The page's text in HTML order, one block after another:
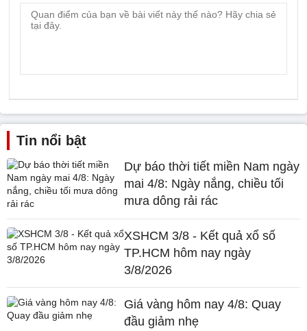
Tin nổi bật
Dự báo thời tiết miền Nam ngày
mai 4/8: Ngày nắng, chiều tối
mưa dông rải rác
XSHCM 3/8 - Kết quả xổ số
TP.HCM hôm nay ngày
3/8/2026
Giá vàng hôm nay 4/8: Quay
đầu giảm nhẹ